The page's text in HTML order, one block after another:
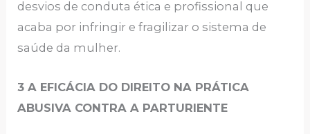
desvios de conduta ética e profissional que
acaba por infringir e fragilizar o sistema de
saúde da mulher.
3 A EFICÁCIA DO DIREITO NA PRÁTICA
ABUSIVA CONTRA A PARTURIENTE